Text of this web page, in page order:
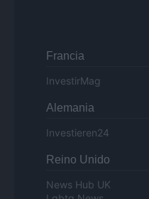
Francia
InvestirMag
Alemania
Investieren24
Reino Unido
News Hub UK